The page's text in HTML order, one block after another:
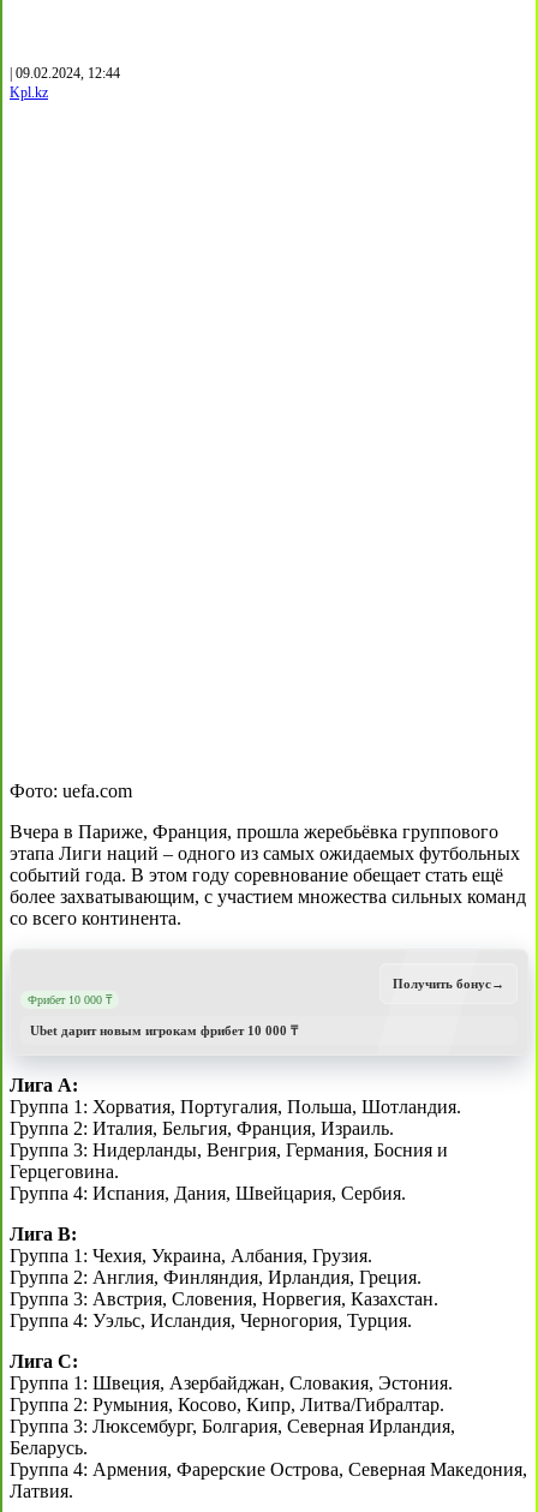
| 09.02.2024, 12:44
Kpl.kz
Фото: uefa.com
Вчера в Париже, Франция, прошла жеребьёвка группового
этапа Лиги наций – одного из самых ожидаемых футбольных
событий года. В этом году соревнование обещает стать ещё
более захватывающим, с участием множества сильных команд
со всего континента.
Фрибет 10 000 ₸
Ubet дарит новым игрокам фрибет 10 000 ₸
Получить бонус→
Лига А:
Группа 1: Хорватия, Португалия, Польша, Шотландия.
Группа 2: Италия, Бельгия, Франция, Израиль.
Группа 3: Нидерланды, Венгрия, Германия, Босния и
Герцеговина.
Группа 4: Испания, Дания, Швейцария, Сербия.
Лига B:
Группа 1: Чехия, Украина, Албания, Грузия.
Группа 2: Англия, Финляндия, Ирландия, Греция.
Группа 3: Австрия, Словения, Норвегия, Казахстан.
Группа 4: Уэльс, Исландия, Черногория, Турция.
Лига C:
Группа 1: Швеция, Азербайджан, Словакия, Эстония.
Группа 2: Румыния, Косово, Кипр, Литва/Гибралтар.
Группа 3: Люксембург, Болгария, Северная Ирландия,
Беларусь.
Группа 4: Армения, Фарерские Острова, Северная Македония,
Латвия.